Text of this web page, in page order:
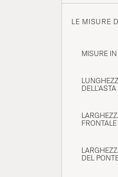
LE MISURE
MISURE
DELL'ASTA
FRONTALE
DEL